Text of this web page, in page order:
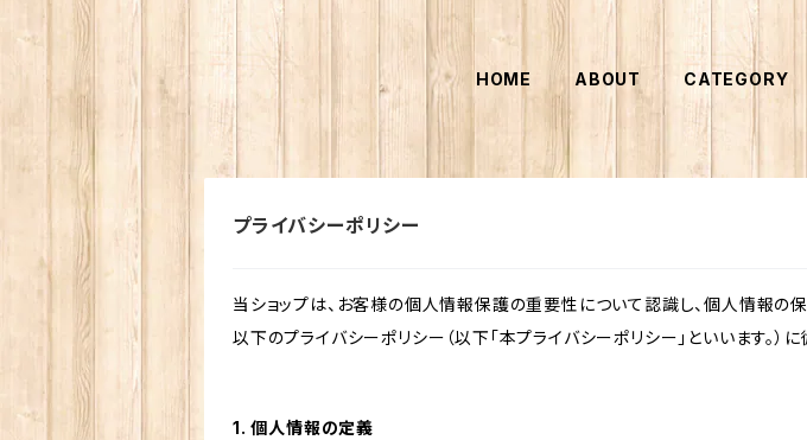
HOME ABOUT CATEGORY
プライバシーポリシー
当ショップは、お客様の個人情報保護の重要性について認識し、個人情報の
以下のプライバシーポリシー（以下「本プライバシーポリシー」といいます。）
1. 個人情報の定義